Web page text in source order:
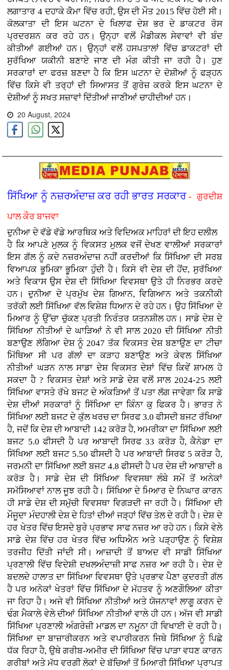
ਲਗਾਤਾਰ 4 ਦਹਾਕੇ ਕੋੋਮਾ ਵਿੱਚ ਰਹੀ, ਉਸ ਦੀ ਮੌਤ 2015 ਵਿੱਚ ਹੋਈ ਸੀ।
ਕੋਲਕਾਤਾ ਦੀ ਇਸ ਘਟਨਾ ਦੇ ਖਿਲਾਫ ਦੇਸ਼ ਭਰ ਦੇ ਡਾਕਟਰ ਰੋਸ
ਪ੍ਰਦਰਸ਼ਨ ਕਰ ਰਹੇ ਹਨ। ਉਨ੍ਹਾ ਵਲੋਂ ਮੈਡੀਕਲ ਸੇਵਾਵਾਂ ਵੀ ਬੰਦ
ਕੀਤੀਆਂ ਗਈਆਂ ਹਨ। ਉਨ੍ਹਾਂ ਵਲੋਂ ਹਸਪਤਾਲਾਂ ਵਿੱਚ ਡਾਕਟਰਾਂ ਦੀ
ਸੁਰੱਖਿਆ ਯਕੀਨੀ ਬਣਾਏ ਜਾਣ ਦੀ ਮੰਗ ਕੀਤੀ ਜਾ ਰਹੀ ਹੈ। ਹੁਣ
ਸਰਕਾਰਾਂ ਦਾ ਫਰਜ਼ ਬਣਦਾ ਹੈ ਕਿ ਇਸ ਘਟਨਾ ਦੇ ਦੋਸ਼ੀਆਂ ਨੂੰ ਫੜ੍ਹਨ
ਵਿੱਚ ਕਿਸੇ ਵੀ ਤਰ੍ਹਾਂ ਦੀ ਸਿਆਸਤ ਤੋਂ ਗੁਰੇਜ਼ ਕਰਕੇ ਇਸ ਘਟਨਾ ਦੇ
ਦੋਸ਼ੀਆਂ ਨੂੰ ਸਖਤ ਸਜ਼ਾਵਾਂ ਦਿੱਤੀਆਂ ਜਾਣੀਆਂ ਚਾਹੀਦੀਆਂ ਹਨ।
20 August, 2024
ਸਿੱਖਿਆ ਨੂੰ ਨਜ਼ਰਅੰਦਾਜ਼ ਕਰ ਰਹੀ ਭਾਰਤ ਸਰਕਾਰ- ਗੁਰਦੀਸ਼
ਪਾਲ ਕੌਰ ਬਾਜਵਾ
ਦੁਨੀਆ ਦੇ ਵੱਡੇ ਵੱਡੇ ਆਰਥਿਕ ਅਤੇ ਵਿਦਿਅਕ ਮਾਹਿਰਾਂ ਦੀ ਇਹ ਦਲੀਲ
ਹੈ ਕਿ ਆਪਣੇ ਮੁਲਕ ਨੂੰ ਵਿਕਸਤ ਮੁਲਕ ਵਜੋਂ ਦੇਖਣ ਵਾਲੀਆਂ ਸਰਕਾਰਾਂ
ਇਸ ਗੱਲ ਨੂੰ ਕਦੇ ਨਜ਼ਰਅੰਦਾਜ਼ ਨਹੀਂ ਕਰਦੀਆਂ ਕਿ ਸਿੱਖਿਆ ਦੀ ਸਰਬ
ਵਿਆਪਕ ਭੂਮਿਕਾ ਭੂਮਿਕਾ ਹੁੰਦੀ ਹੈ। ਕਿਸੇ ਵੀ ਦੇਸ਼ ਦੀ ਹੋਂਦ, ਸੁਰੱਖਿਆ
ਅਤੇ ਵਿਕਾਸ ਉਸ ਦੇਸ਼ ਦੀ ਸਿੱਖਿਆ ਵਿਵਸਥਾ ਉਤੇ ਹੀ ਨਿਰਭਰ ਕਰਦੇ
ਹਨ। ਦੁਨੀਆ ਦੇ ਪ੍ਰਮੁੱਖ ਦੇਸ਼ ਗਿਆਨ, ਵਿਗਿਆਨ ਅਤੇ ਤਕਨੀਕੀ
ਤਰੱਕੀ ਲਈ ਸਿੱਖਿਆ ਵੱਲ ਵਿਸ਼ੇਸ਼ ਧਿਆਨ ਦੇ ਰਹੇ ਹਨ। ਉਹ ਸਿੱਖਿਆ ਦੇ
ਮਿਆਰ ਨੂੰ ਉੱਚਾ ਚੁੱਕਣ ਪ੍ਰਤੀ ਨਿਰੰਤਰ ਯਤਨਸ਼ੀਲ ਹਨ। ਸਾਡੇ ਦੇਸ਼ ਦੇ
ਸਿੱਖਿਆ ਨੀਤੀਆਂ ਦੇ ਘਾੜਿਆਂ ਨੇ ਵੀ ਸਾਲ 2020 ਦੀ ਸਿੱਖਿਆ ਨੀਤੀ
ਬਣਾਉਣ ਲੱਗਿਆ ਦੇਸ਼ ਨੂੰ 2047 ਤੱਕ ਵਿਕਸਤ ਦੇਸ਼ ਬਣਾਉਣ ਦਾ ਟੀਚਾ
ਮਿੱਥਿਆ ਸੀ ਪਰ ਗੱਲਾਂ ਦਾ ਕੜਾਹ ਬਣਾਉਣ ਅਤੇ ਕੇਵਲ ਸਿੱਖਿਆ
ਨੀਤੀਆਂ ਘੜਨ ਨਾਲ ਸਾਡਾ ਦੇਸ਼ ਵਿਕਸਤ ਦੇਸ਼ਾਂ ਵਿੱਚ ਕਿਵੇਂ ਸ਼ਾਮਲ ਹੋ
ਸਕਦਾ ਹੈ ? ਵਿਕਸਤ ਦੇਸ਼ਾਂ ਅਤੇ ਸਾਡੇ ਦੇਸ਼ ਵਲੋਂ ਸਾਲ 2024-25 ਲਈ
ਸਿੱਖਿਆ ਵਾਸਤੇ ਰੱਖੇ ਬਜਟ ਦੇ ਅੰਕੜਿਆਂ ਤੋਂ ਪਤਾ ਲੱਗ ਜਾਵੇਗਾ ਕਿ ਸਾਡੇ
ਦੇਸ਼ ਦੀਆਂ ਸਰਕਾਰਾਂ ਨੂੰ ਸਿੱਖਿਆ ਦਾ ਕਿੰਨਾ ਕੁ ਫਿਕਰ ਹੈ। ਭਾਰਤ ਨੇ
ਸਿੱਖਿਆ ਲਈ ਬਜਟ ਦੇ ਕੁੱਲ ਖਰਚ ਦਾ ਸਿਰਫ 3.0 ਫੀਸਦੀ ਬਜਟ ਰੱਖਿਆ
ਹੈ, ਜਦੋਂ ਕਿ ਦੇਸ਼ ਦੀ ਆਬਾਦੀ 142 ਕਰੋੜ ਹੈ, ਅਮਰੀਕਾ ਦਾ ਸਿੱਖਿਆ ਲਈ
ਬਜਟ 5.0 ਫੀਸਦੀ ਹੈ ਪਰ ਆਬਾਦੀ ਸਿਰਫ 33 ਕਰੋੜ ਹੈ, ਕੈਨੇਡਾ ਦਾ
ਸਿੱਖਿਆ ਲਈ ਬਜਟ 5.50 ਫੀਸਦੀ ਹੈ ਪਰ ਆਬਾਦੀ ਸਿਰਫ 5 ਕਰੋੜ ਹੈ,
ਜਰਮਨੀ ਦਾ ਸਿੱਖਿਆ ਲਈ ਬਜਟ 4.8 ਫੀਸਦੀ ਹੈ ਪਰ ਦੇਸ਼ ਦੀ ਆਬਾਦੀ 8
ਕਰੋੜ ਹੈ। ਸਾਡੇ ਦੇਸ਼ ਦੀ ਸਿੱਖਿਆ ਵਿਵਸਥਾ ਲੰਬੇ ਸਮੇਂ ਤੋਂ ਅਨੇਕਾਂ
ਸਮੱਸਿਆਵਾਂ ਨਾਲ ਜੂਝ ਰਹੀ ਹੈ। ਸਿੱਖਿਆ ਦੇ ਮਿਆਰ ਦੇ ਨਿਘਾਰ ਕਾਰਨ
ਹੀ ਸਾਡੇ ਦੇਸ਼ ਦੀ ਸਮੁੱਚੀ ਵਿਵਸਥਾ ਵਿਗੜਦੀ ਜਾ ਰਹੀ ਹੈ। ਸਿੱਖਿਆ ਦੀ
ਮੌਜੂਦਾ ਮੰਦਹਾਲੀ ਦੇਸ਼ ਦੇ ਹਿਤਾਂ ਦੀਆਂ ਜੜ੍ਹਾਂ ਵਿੱਚ ਤੇਲ ਦੇ ਰਹੀ ਹੈ। ਦੇਸ਼ ਦੇ
ਹਰ ਖੇਤਰ ਵਿੱਚ ਇਸਦੇ ਬੁਰੇ ਪ੍ਰਭਾਵ ਸਾਫ ਨਜ਼ਰ ਆ ਰਹੇ ਹਨ। ਕਿਸੇ ਵੇਲੇ
ਸਾਡੇ ਦੇਸ਼ ਵਿੱਚ ਹਰ ਖੇਤਰ ਵਿੱਚ ਅਧਿਐਨ ਅਤੇ ਪੜ੍ਹਾਉਣ ਨੂੰ ਵਿਸ਼ੇਸ਼
ਤਰਜੀਹ ਦਿੱਤੀ ਜਾਂਦੀ ਸੀ। ਆਜ਼ਾਦੀ ਤੋਂ ਬਾਅਦ ਵੀ ਸਾਡੀ ਸਿੱਖਿਆ
ਪ੍ਰਣਾਲੀ ਵਿੱਚ ਵਿਦੇਸ਼ੀ ਦਖਲਅੰਦਾਜ਼ੀ ਸਾਫ ਨਜ਼ਰ ਆ ਰਹੀ ਹੈ। ਦੇਸ਼ ਦੇ
ਬਦਲਦੇ ਹਾਲਾਤ ਦਾ ਸਿੱਖਿਆ ਵਿਵਸਥਾ ਉਤੇ ਪ੍ਰਭਾਵ ਪੈਣਾ ਕੁਦਰਤੀ ਗੱਲ
ਹੈ ਪਰ ਅਨੇਕਾਂ ਖੇਤਰਾਂ ਵਿੱਚ ਸਿੱਖਿਆ ਦੇ ਮੱਹਤਵ ਨੂੰ ਅਣਗੌਲਿਆ ਕੀਤਾ
ਜਾ ਰਿਹਾ ਹੈ। ਅਜੇ ਵੀ ਸਿੱਖਿਆ ਨੀਤੀਆਂ ਅਤੇ ਯੋਜਨਾਵਾਂ ਲਾਗੂ ਕਰਨ ਦੇ
ਢੰਗ ਮੈਕਾਲੇ ਵੇਲੇ ਦੀਆਂ ਸਿੱਖਿਆ ਨੀਤੀਆਂ ਵਾਲੇ ਹੀ ਹਨ। ਅੱਜ ਵੀ ਸਾਡੀ
ਸਿੱਖਿਆ ਪ੍ਰਣਾਲੀ ਅੰਗਰੇਜ਼ੀ ਮਾਡਲ ਦਾ ਨਮੂਨਾ ਹੀ ਵਿਖਾਈ ਦੇ ਰਹੀ ਹੈ।
ਸਿੱਖਿਆ ਦਾ ਬਾਜ਼ਾਰੀਕਰਨ ਅਤੇ ਵਪਾਰੀਕਰਨ ਜਿਥੇ ਸਿੱਖਿਆ ਨੂੰ ਪਿਛੇ
ਧੱਕ ਰਿਹਾ ਹੈ, ਉਥੇ ਗਰੀਬ-ਅਮੀਰ ਦੀ ਸਿੱਖਿਆ ਵਿੱਚ ਪਾੜਾ ਵਧਣ ਕਾਰਨ
ਗਰੀਬਾਂ ਅਤੇ ਮੱਧ ਵਰਗੀ ਲੋਕਾਂ ਦੇ ਬੱਚਿਆਂ ਤੋਂ ਮਿਆਰੀ ਸਿੱਖਿਆ ਪ੍ਰਾਪਤ